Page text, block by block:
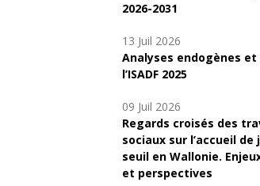
2026-2031
13 Juil 2026
Analyses endogènes
l’ISADF 2025
09 Juil 2026
Regards croisés des
sociaux sur l’accueil de
seuil en Wallonie.
et perspectives